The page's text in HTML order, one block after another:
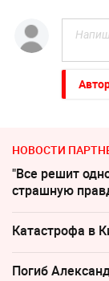
НОВОСТИ
"Все решит
страшную
Катастрофа в
Погиб